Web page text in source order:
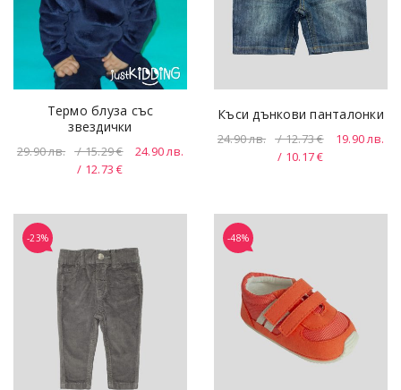
Термо блуза със
звездички
29.90лв. / 15.29 € 24.90лв.
/ 12.73 €
Къси дънкови панталонки
24.90лв. / 12.73 € 19.90лв.
/ 10.17 €
-23% -48%